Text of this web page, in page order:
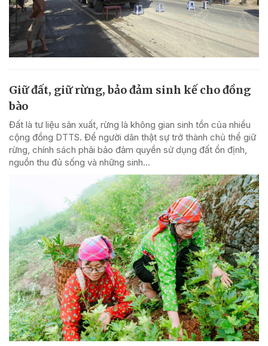
Giữ đất, giữ rừng, bảo đảm sinh kế cho đồng
bào
Đất là tư liệu sản xuất, rừng là không gian sinh tồn của nhiều
cộng đồng DTTS. Để người dân thật sự trở thành chủ thể giữ
rừng, chính sách phải bảo đảm quyền sử dụng đất ổn định,
nguồn thu đủ sống và những sinh...